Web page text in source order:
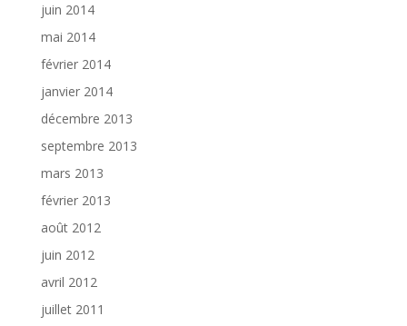
juin 2014
mai 2014
février 2014
janvier 2014
décembre 2013
septembre 2013
mars 2013
février 2013
août 2012
juin 2012
avril 2012
juillet 2011